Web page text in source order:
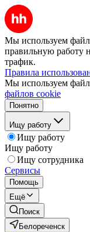
Мы используем
правильную работу
трафик.
Правила
Мы используем
файлов cookie
Понятно
Ищу работу
Ищу работу
Ищу работу
Ищу сотрудника
Сервисы
Помощь
Ещё
Поиск
Белореченск